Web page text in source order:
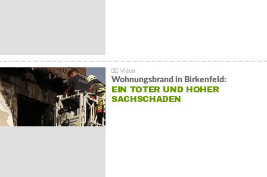
Wohnungsbrand in Birkenfeld:
EIN TOTER UND HOHER
SACHSCHADEN